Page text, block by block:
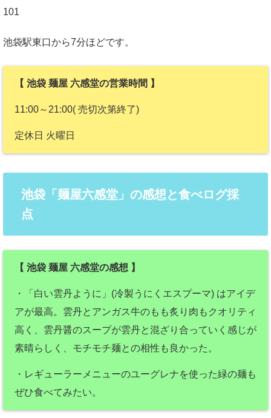
101
池袋駅東口から7分ほどです。
【 池袋 麺屋 六感堂の営業時間 】
11:00～21:00( 売切次第終了)
定休日 火曜日
池袋「麺屋六感堂」の感想と食べログ採
点
【 池袋 麺屋 六感堂の感想 】
・「白い雲丹ように」(冷製うにくエスプーマ) はアイデ
アが最高。雲丹とアンガス牛のもも炙り肉もクオリティ
高く、雲丹醤のスープが雲丹と混ざり合っていく感じが
素晴らしく、モチモチ麺との相性も良かった。
・レギューラーメニューのユーグレナを使った緑の麺も
ぜひ食べてみたい。